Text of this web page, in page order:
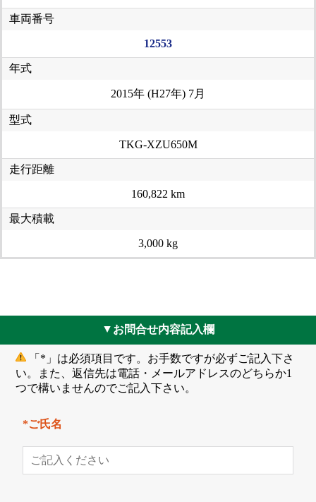
車両番号
12553
年式
2015年 (H27年) 7月
型式
TKG-XZU650M
走行距離
160,822 km
最大積載
3,000 kg
▲ お問合せ内容記入欄
「*」は必須項目です。お手数ですが必ずご記入下さ
い。また、返信先は電話・メールアドレスのどちらか1
つで構いませんのでご記入下さい。
*ご氏名